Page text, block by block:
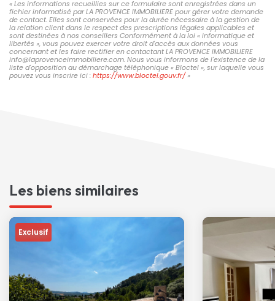
« Les informations recueillies sur ce formulaire sont enregistrées dans un
fichier informatisé par LA PROVENCE IMMOBILIERE pour gérer votre demande
de contact. Elles sont conservées pour la durée nécessaire à la gestion de
la relation client dans le respect des prescriptions légales applicables et
sont destinées à nos conseillers Conformément à la loi « informatique et
libertés », vous pouvez exercer votre droit d'accès aux données vous
concernant et les faire rectifier en contactant LA PROVENCE IMMOBILIERE
info@laprovenceimmobiliere.com. Nous vous informons de l'existence de la
liste d'opposition au démarchage téléphonique « Bloctel », sur laquelle vous
pouvez vous inscrire ici : https://www.bloctel.gouv.fr/»
Les biens similaires
Exclusif